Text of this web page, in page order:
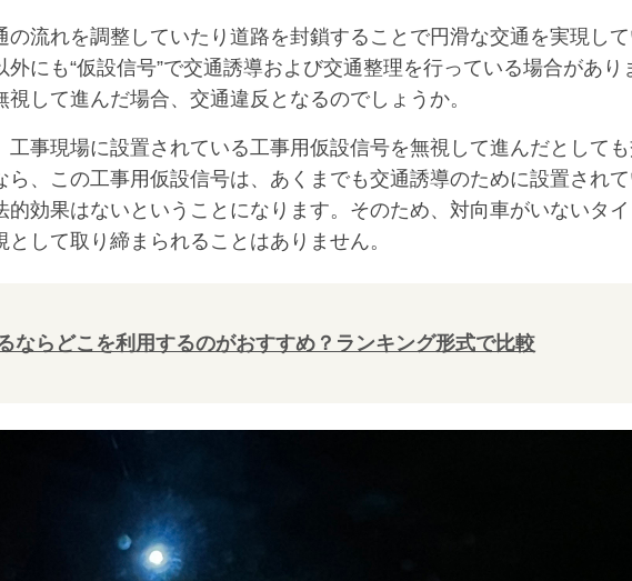
流れを調整していたり道路を封鎖することで円滑な交通を実現し
にも“仮設信号”で交通誘導および交通整理を行っている場合があり
して進んだ場合、交通違反となるのでしょうか。
事現場に設置されている工事用仮設信号を無視して進んだとして
、この工事用仮設信号は、あくまでも交通誘導のために設置され
的効果はないということになります。そのため、対向車がいないタ
して取り締まられることはありません。
ならどこを利用するのがおすすめ？ランキング形式で比較